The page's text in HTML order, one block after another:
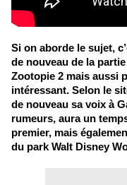
Si on aborde le sujet,
de nouveau de la
Zootopie 2 mais aussi
intéressant. Selon le
de nouveau sa voix à
rumeurs, aura un
premier, mais
du park Walt Disney